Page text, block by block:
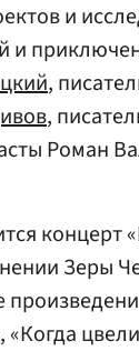
и
и
,
,
Роман
концерт
Зеры